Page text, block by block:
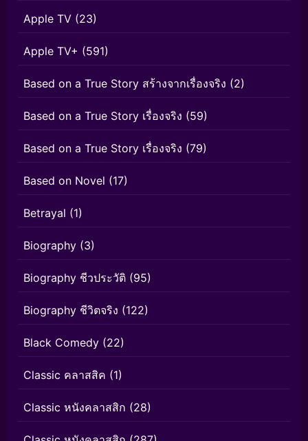
Apple TV (23)
Apple TV+ (591)
Based on a True Story สร้างจากเรื่องจริง (2)
Based on a True Story เรื่องจริง (59)
Based on a True Story เรื่องจริง (79)
Based on Novel (17)
Betrayal (1)
Biography (3)
Biography ชีวประวัติ (95)
Biography ชีวิตจริง (122)
Black Comedy (22)
Classic คลาสสิค (1)
Classic หนังคลาสสิก (28)